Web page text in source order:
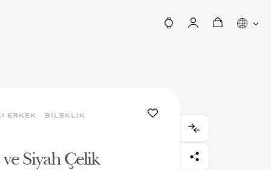
ERKEK > BİLEKLİK
Siyah Çelik